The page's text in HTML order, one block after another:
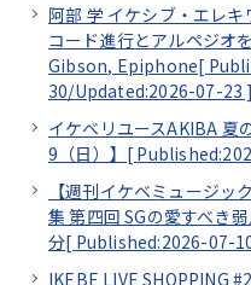
阿部 学 イケシブ・エレ
コード進行とアルペジオ
Gibson, Epiphone[
30/Updated:2026-07-23 ]
イケベリユースAKIBA 夏
9（日）】[
【週刊イケベミュージ
集 第四回 SGの愛すべき
分[ Published:2026-07-
IKEBE LIVE SHOPPING